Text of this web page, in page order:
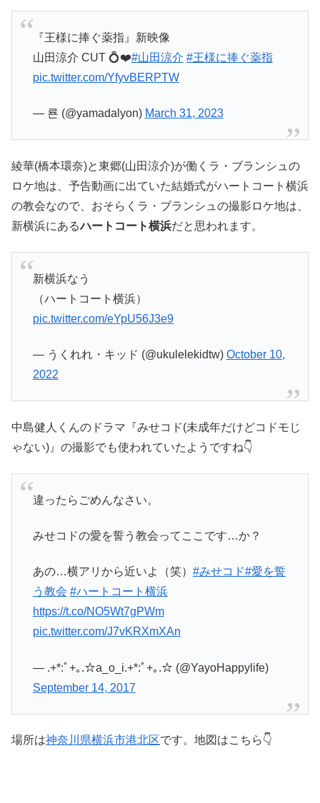
『王様に捧ぐ薬指』新映像
山田涼介 CUT 💍❤️#山田涼介 #王様に捧ぐ薬指
pic.twitter.com/YfyvBERPTW
— 룐 (@yamadalyon) March 31, 2023
綾華(橋本環奈)と東郷(山田涼介)が働くラ・ブランシュの
ロケ地は、 予告動画に出ていた結婚式がハートコート横浜
の教会なので、おそらくラ・ブランシュの撮影ロケ地は、
新横浜にあるハートコート横浜だと思われます。
新横浜なう
（ハートコート横浜）
pic.twitter.com/eYpU56J3e9
— うくれれ・キッド (@ukulelekidtw) October 10,
2022
中島健人くんのドラマ『みせコド(未成年だけどコドモじ
ゃない)』の撮影でも使われていたようですね👇
違ったらごめんなさい。
みせコドの愛を誓う教会ってここです…か？
あの…横アリから近いよ（笑） #みせコド#愛を誓
う教会 #ハートコート横浜
https://t.co/NO5Wt7gPWm
pic.twitter.com/J7vKRXmXAn
— .+*:ﾟ+｡.☆a_o_i.+*:ﾟ+｡.☆ (@YayoHappylife)
September 14, 2017
場所は神奈川県横浜市港北区です。地図はこちら👇